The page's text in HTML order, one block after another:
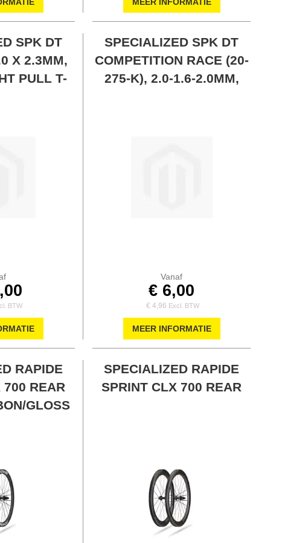
SPK DT
X 2.3MM,
PULL T-
SPECIALIZED SPK DT
COMPETITION RACE (20-
275-K), 2.0-1.6-2.0MM,
Vanaf
€ 6,00
€ 4,96
MEER INFORMATIE
RAPIDE
700 REAR
GLOSS
SPECIALIZED RAPIDE
SPRINT CLX 700 REAR